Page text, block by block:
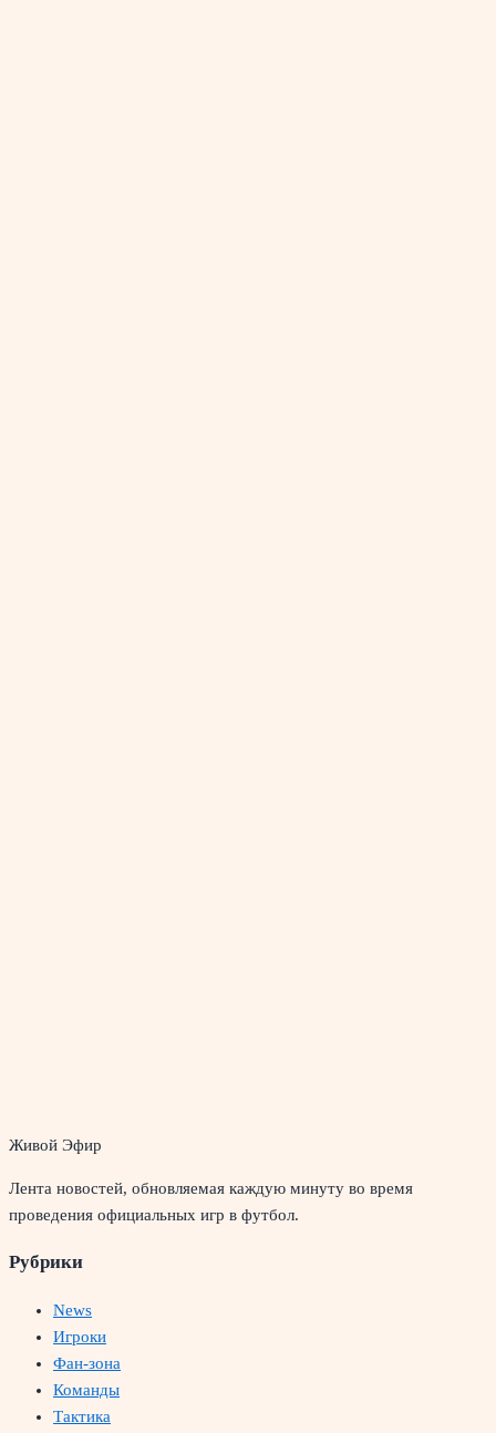
Живой Эфир
Лента новостей, обновляемая каждую минуту во время
проведения официальных игр в футбол.
Рубрики
News
Игроки
Фан-зона
Команды
Тактика